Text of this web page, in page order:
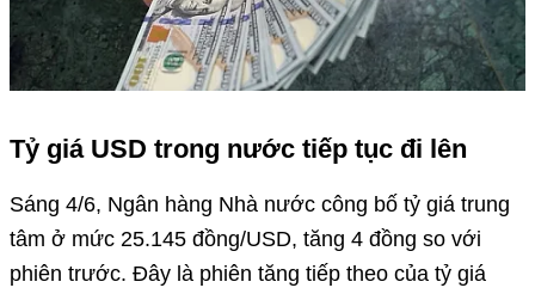
Tỷ giá USD trong nước tiếp tục đi lên
Sáng 4/6, Ngân hàng Nhà nước công bố tỷ giá trung
tâm ở mức 25.145 đồng/USD, tăng 4 đồng so với
phiên trước. Đây là phiên tăng tiếp theo của tỷ giá